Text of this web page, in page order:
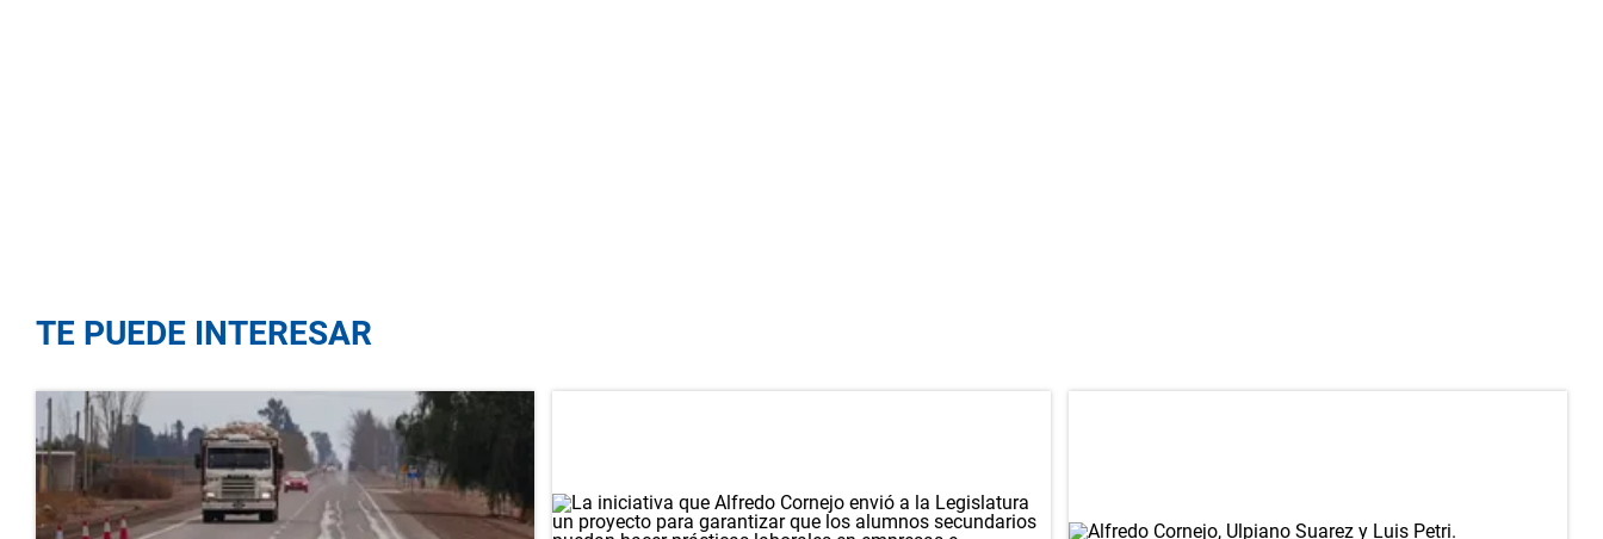
TE PUEDE INTERESAR